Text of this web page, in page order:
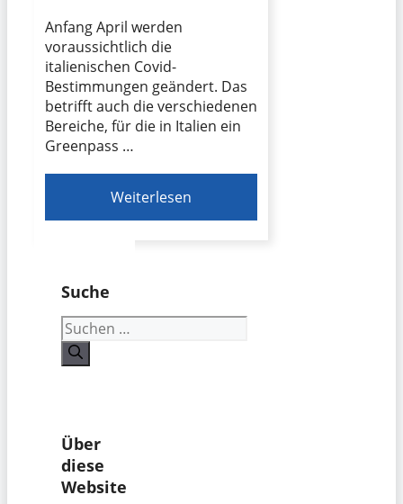
Anfang April werden
voraussichtlich die
italienischen Covid-
Bestimmungen geändert. Das
betrifft auch die verschiedenen
Bereiche, für die in Italien ein
Greenpass …
Weiterlesen
Suche
Suchen
nach:
Über
diese
Website